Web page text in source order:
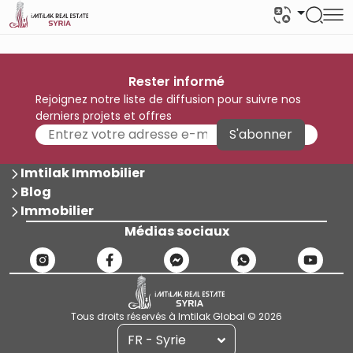
Rester informé
Rejoignez notre liste de diffusion pour suivre nos
derniers projets et offres
S'abonner
Imtilak Immobilier
Blog
Immobilier
Médias sociaux
Tous droits réservés à Imtilak Global © 2026
FR - Syrie